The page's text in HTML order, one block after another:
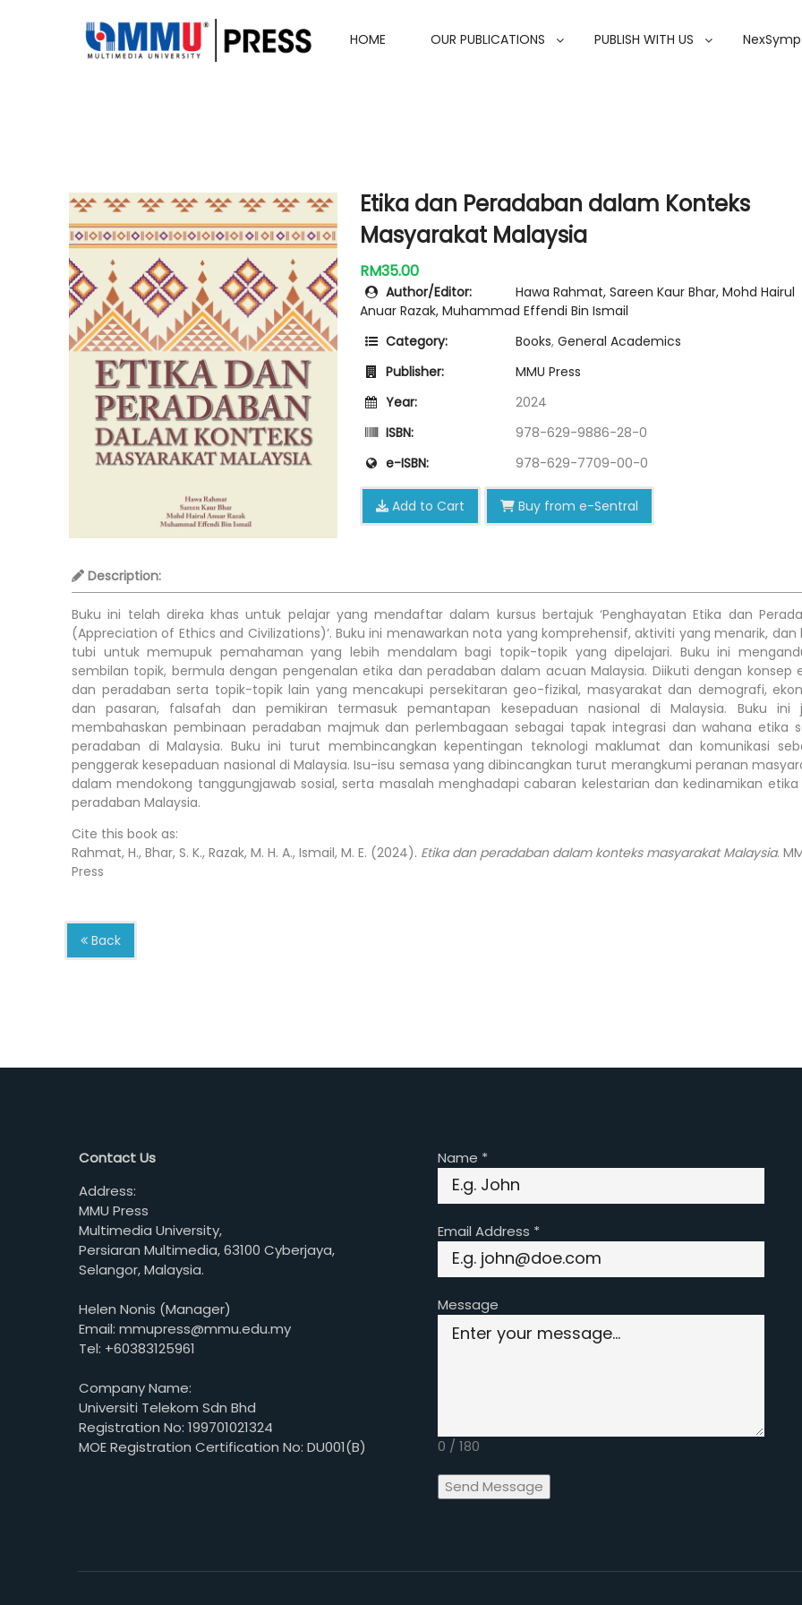
HOME OUR PUBLICATIONS PUBLISH WITH US NexSymp
Etika dan Peradaban dalam Konteks
Masyarakat Malaysia
RM35.00
Author/Editor:
Hawa Rahmat, Sareen Kaur Bhar, Mohd Hairul
Anuar Razak, Muhammad Effendi Bin Ismail
Category:
Books, General Academics
Publisher:
MMU Press
Year:
2024
ISBN:
978-629-9886-28-0
e-ISBN:
978-629-7709-00-0
Add to Cart Buy from e-Sentral
Description:
Buku ini telah direka khas untuk pelajar yang mendaftar dalam kursus bertajuk ‘Penghayatan Etika dan
(Appreciation of Ethics and Civilizations)’. Buku ini menawarkan nota yang komprehensif, aktiviti yang menarik, dan
tubi untuk memupuk pemahaman yang lebih mendalam bagi topik-topik yang dipelajari. Buku ini
sembilan topik, bermula dengan pengenalan etika dan peradaban dalam acuan Malaysia. Diikuti dengan konsep
dan peradaban serta topik-topik lain yang mencakupi persekitaran geo-fizikal, masyarakat dan demografi,
dan pasaran, falsafah dan pemikiran termasuk pemantapan kesepaduan nasional di Malaysia. Buku ini
membahaskan pembinaan peradaban majmuk dan perlembagaan sebagai tapak integrasi dan wahana etika
peradaban di Malaysia. Buku ini turut membincangkan kepentingan teknologi maklumat dan komunikasi
penggerak kesepaduan nasional di Malaysia. Isu-isu semasa yang dibincangkan turut merangkumi peranan
dalam mendokong tanggungjawab sosial, serta masalah menghadapi cabaran kelestarian dan kedinamikan
peradaban Malaysia.
Cite this book as:
Rahmat, H., Bhar, S. K., Razak, M. H. A., Ismail, M. E. (2024). Etika dan peradaban dalam konteks masyarakat Malaysia.
Press
Back
Contact Us
Address:
MMU Press
Multimedia University,
Persiaran Multimedia, 63100 Cyberjaya,
Selangor, Malaysia.
Helen Nonis (Manager)
Email: mmupress@mmu.edu.my
Tel: +60383125961
Company Name:
Universiti Telekom Sdn Bhd
Registration No: 199701021324
MOE Registration Certification No: DU001(B)
Name *
Email Address *
Message
0 / 180
Send Message